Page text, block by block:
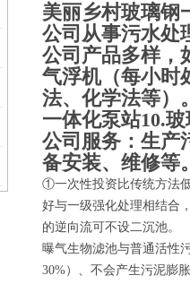
美丽乡村玻璃钢
公司从事污水处
公司产品多样，
气浮机（每小时
法、化学法等）
一体化泵站10.
公司服务：生产
备安装、维修等
①一次性投资比传统方法
好与一级强化处理相结合
的逆向流可不设二沉池。
曝气生物滤池与普通活性
30%）、不会产生污泥膨